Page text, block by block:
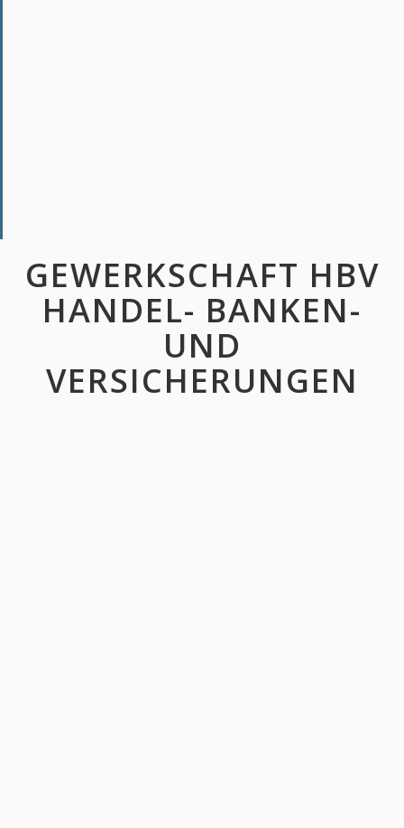
GEWERKSCHAFT HBV
HANDEL- BANKEN-
UND
VERSICHERUNGEN